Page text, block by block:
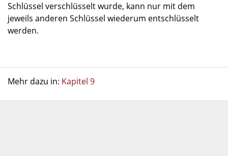
Schlüssel verschlüsselt wurde, kann nur mit dem
jeweils anderen Schlüssel wiederum entschlüsselt
werden.
Mehr dazu in: Kapitel 9